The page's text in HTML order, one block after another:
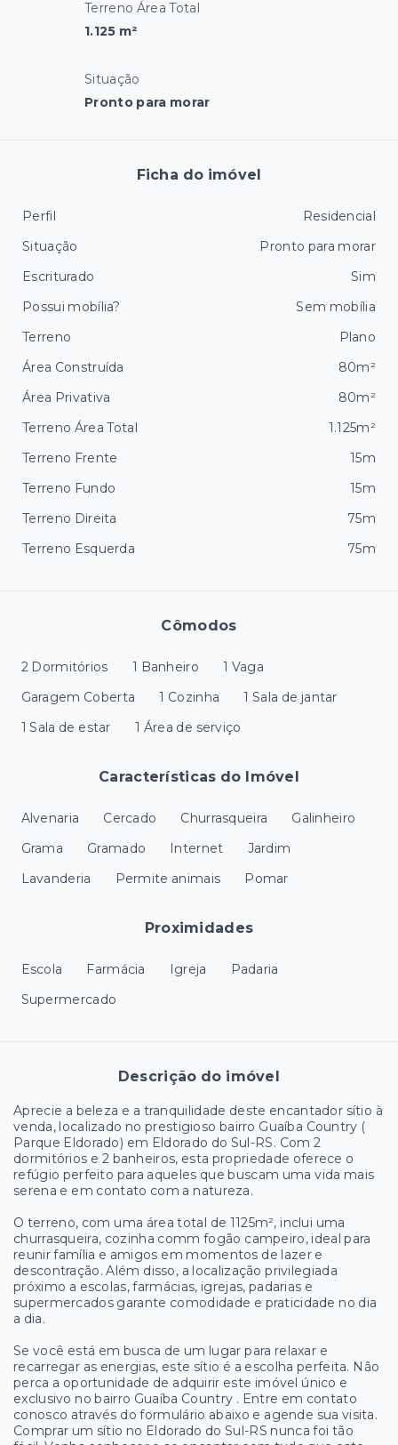
Terreno Área Total
1.125 m²
Situação
Pronto para morar
Cômodos
2 Dormitórios 1 Banheiro
1 Vaga
Garagem Coberta
1 Cozinha
1 Sala de jantar
1 Sala de estar
1 Área de serviço
Características do Imóvel
Alvenaria Cercado Churrasqueira
Galinheiro
Grama
Gramado Internet
Jardim
Lavanderia
Permite animais Pomar
Proximidades
Escola Farmácia Igreja
Padaria
Supermercado
Descrição do imóvel
Aprecie a beleza e a tranquilidade deste encantador sítio à
venda, localizado no prestigioso bairro Guaíba Country (
Parque Eldorado) em Eldorado do Sul-RS. Com 2
dormitórios e 2 banheiros, esta propriedade oferece o
refúgio perfeito para aqueles que buscam uma vida mais
serena e em contato com a natureza.
O terreno, com uma área total de 1125m², inclui uma
churrasqueira, cozinha comm fogão campeiro, ideal para
reunir família e amigos em momentos de lazer e
descontração. Além disso, a localização privilegiada
próximo a escolas, farmácias, igrejas, padarias e
supermercados garante comodidade e praticidade no dia
a dia.
Se você está em busca de um lugar para relaxar e
recarregar as energias, este sítio é a escolha perfeita. Não
perca a oportunidade de adquirir este imóvel único e
exclusivo no bairro Guaíba Country . Entre em contato
conosco através do formulário abaixo e agende sua visita.
Comprar um sítio no Eldorado do Sul-RS nunca foi tão
Ficha do imóvel
Perfil
Residencial
Situação
Pronto para morar
Escriturado
Sim
Possui mobília?
Sem mobília
Terreno
Plano
Área Construída
80m²
Área Privativa
80m²
Terreno Área Total
1.125m²
Terreno Frente
15m
Terreno Fundo
15m
Terreno Direita
75m
Terreno Esquerda
75m